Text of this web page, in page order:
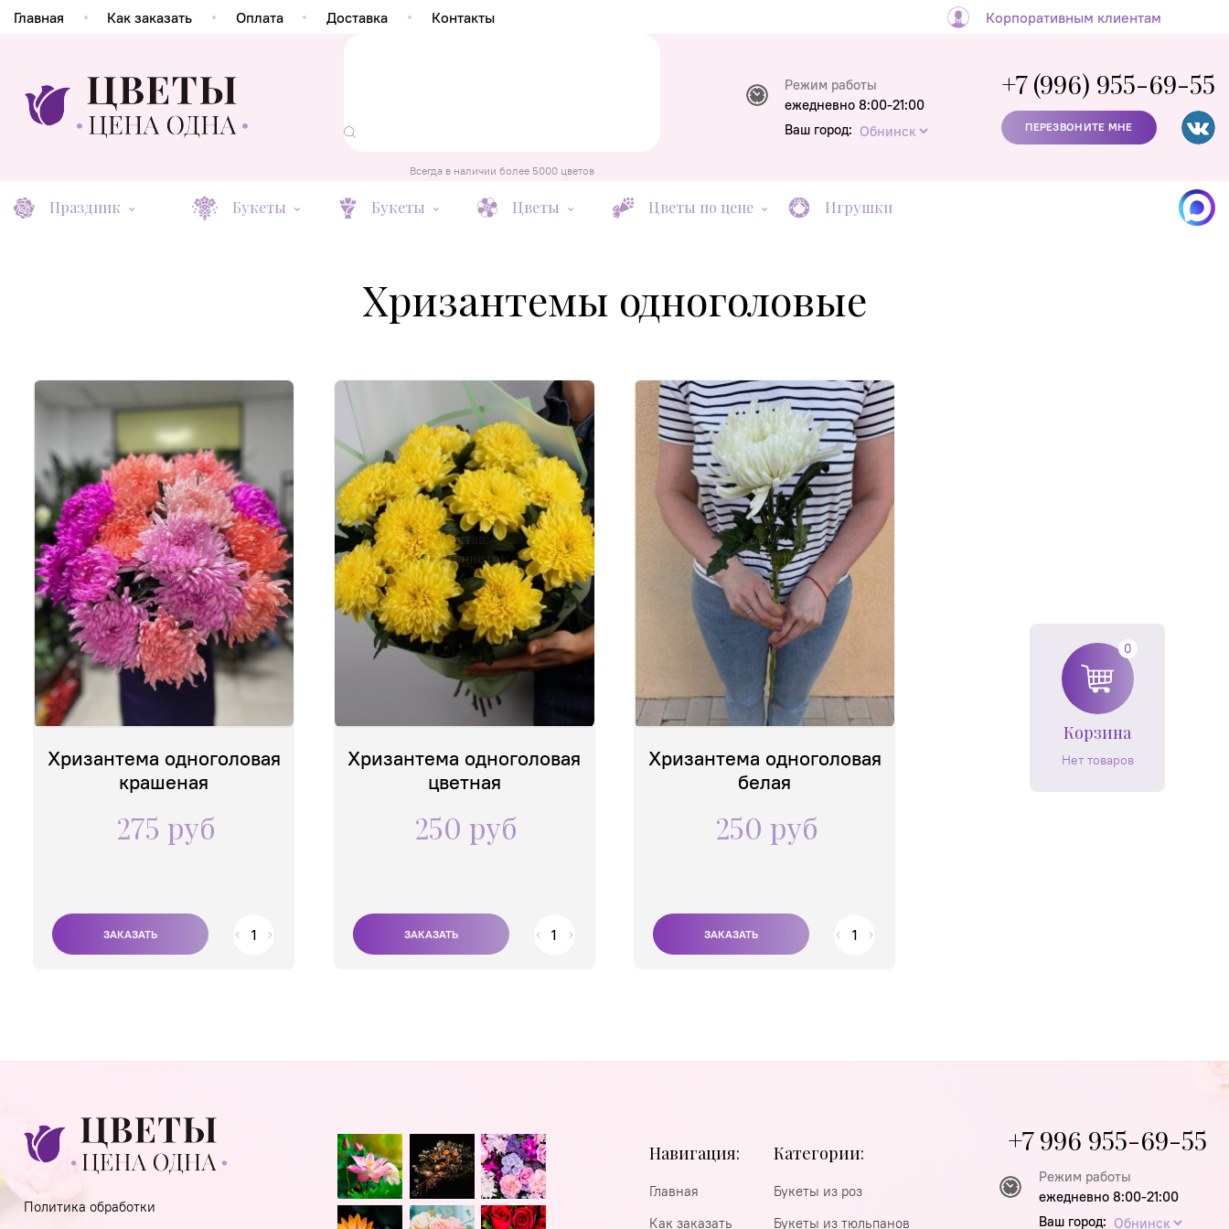
0
Корзина
Нет товаров
Главная Как заказать Оплата Доставка Контакты Корпоративным клиентам
Всегда в наличии более 5000 цветов
Режим работы
ежедневно 8:00-21:00
Ваш город:
+7 (996) 955-69-55
ПЕРЕЗВОНИТЕ МНЕ
Праздник Букеты Букеты Цветы Цветы по цене Игрушки
Хризантемы одноголовые
Состав:
Один цветок
Хризантема одноголовая
крашеная
275 руб
Состав:
Один цветок
Хризантема одноголовая
цветная
250 руб
Состав:
Один цветок
Хризантема одноголовая
белая
250 руб
Политика обработки
Навигация:
Главная
Как заказать
Категории:
Букеты из роз
Букеты из тюльпанов
+7 996 955-69-55
Режим работы
ежедневно 8:00-21:00
Ваш город: